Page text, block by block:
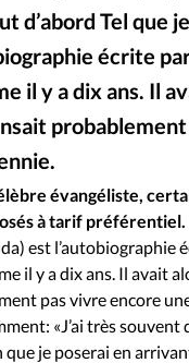
Actualité chrétienne
Chronique
Foi Génération réveil
Relations
des Eglises
d’abord Tel que
écrite
il y a dix ans. Il
évangéliste,
à tarif préférentiel.
est l’autobiographie
il y a dix ans. Il avait
pas vivre encore
«J’ai très souvent
je poserai en